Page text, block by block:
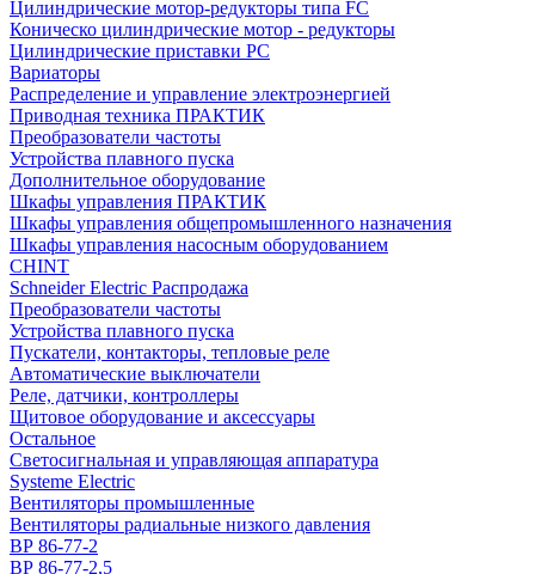
Цилиндрические мотор-редукторы типа FC
Коническо цилиндрические мотор - редукторы
Цилиндрические приставки PC
Вариаторы
Распределение и управление электроэнергией
Приводная техника ПРАКТИК
Преобразователи частоты
Устройства плавного пуска
Дополнительное оборудование
Шкафы управления ПРАКТИК
Шкафы управления общепромышленного назначения
Шкафы управления насосным оборудованием
CHINT
Schneider Electric Распродажа
Преобразователи частоты
Устройства плавного пуска
Пускатели, контакторы, тепловые реле
Автоматические выключатели
Реле, датчики, контроллеры
Щитовое оборудование и аксессуары
Остальное
Светосигнальная и управляющая аппаратура
Systeme Electric
Вентиляторы промышленные
Вентиляторы радиальные низкого давления
ВР 86-77-2
ВР 86-77-2,5